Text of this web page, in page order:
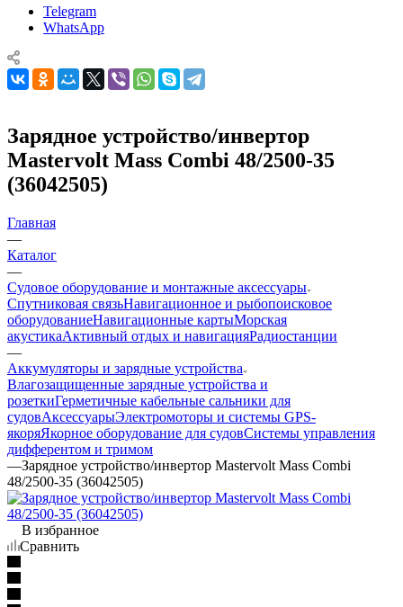
Telegram
WhatsApp
Зарядное устройство/инвертор
Mastervolt Mass Combi 48/2500-35
(36042505)
Главная
—
Каталог
—
Судовое оборудование и монтажные аксессуары
Спутниковая связьНавигационное и рыбопоисковое
оборудованиеНавигационные картыМорская
акустикаАктивный отдых и навигацияРадиостанции
—
Аккумуляторы и зарядные устройства
Влагозащищенные зарядные устройства и
розеткиГерметичные кабельные сальники для
судовАксессуарыЭлектромоторы и системы GPS-
якоряЯкорное оборудование для судовСистемы управления
дифферентом и тримом
—Зарядное устройство/инвертор Mastervolt Mass Combi
48/2500-35 (36042505)
В избранное
Сравнить